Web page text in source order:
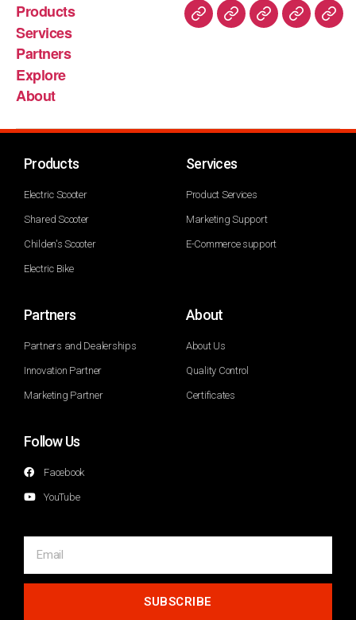
Products
Services
Partners
Explore
About
Products
Electric Scooter
Shared Scooter
Childen's Scooter
Electric Bike
Services
Product Services
Marketing Support
E-Commerce support
Partners
Partners and Dealerships
Innovation Partner
Marketing Partner
About
About Us
Quality Control
Certificates
Follow Us
Facebook
YouTube
SUBSCRIBE